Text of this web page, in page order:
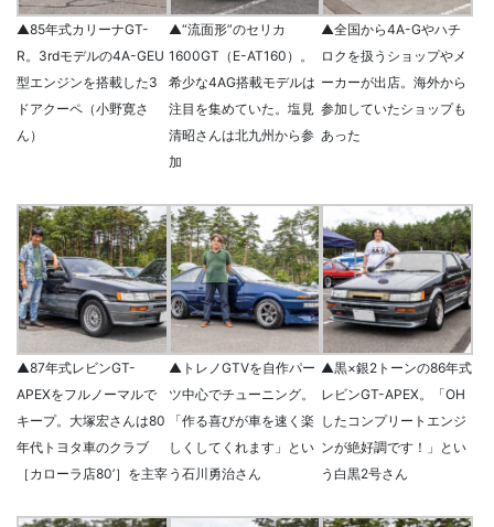
▲85年式カリーナGT-
R。3rdモデルの4A-GEU
型エンジンを搭載した3
ドアクーペ（小野寛さ
ん）
▲“流面形”のセリカ
1600GT（E-AT160）。
希少な4AG搭載モデルは
注目を集めていた。塩見
清昭さんは北九州から参
加
▲全国から4A-Gやハチ
ロクを扱うショップやメ
ーカーが出店。海外から
参加していたショップも
あった
▲87年式レビンGT-
APEXをフルノーマルで
キープ。大塚宏さんは80
年代トヨタ車のクラブ
［カローラ店80’］を主宰
▲トレノGTVを自作パー
ツ中心でチューニング。
「作る喜びが車を速く楽
しくしてくれます」とい
う石川勇治さん
▲黒×銀2トーンの86年式
レビンGT-APEX。「OH
したコンプリートエンジ
ンが絶好調です！」とい
う白黒2号さん